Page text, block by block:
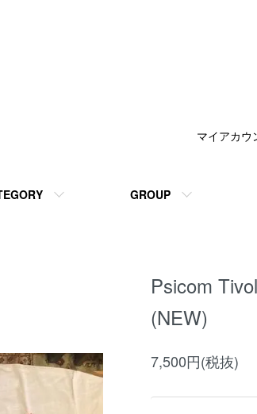
GROUP
マイアカウ
Psicom
(NEW)
7,500円(税抜)